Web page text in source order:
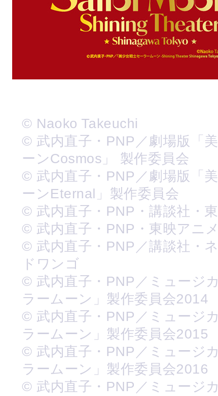
© Naoko Takeuchi
© 武内直子・PNP／劇場版「
ーンCosmos」 製作委員会
© 武内直子・PNP／劇場版「
ーンEternal」製作委員会
© 武内直子・PNP・講談社・
© 武内直子・PNP・東映アニ
© 武内直子・PNP／講談社・
ドワンゴ
© 武内直子・PNP／ミュージ
ラームーン」製作委員会2014
© 武内直子・PNP／ミュージ
ラームーン」製作委員会2015
© 武内直子・PNP／ミュージ
ラームーン」製作委員会2016
© 武内直子・PNP／ミュージ